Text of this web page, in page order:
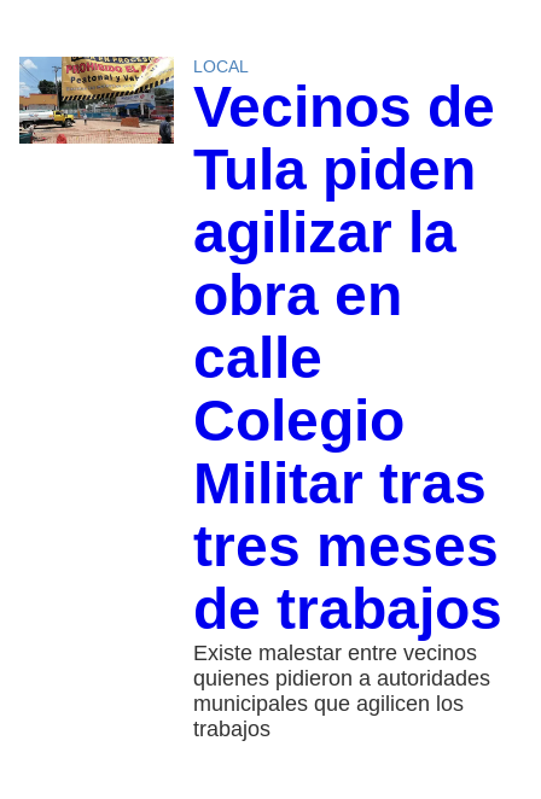
LOCAL
Vecinos de
Tula piden
agilizar la
obra en
calle
Colegio
Militar tras
tres meses
de trabajos
Existe malestar entre vecinos
quienes pidieron a autoridades
municipales que agilicen los
trabajos